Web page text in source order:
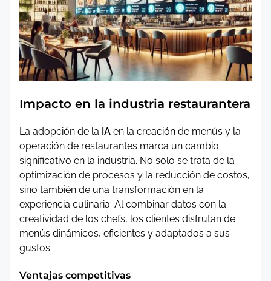
Impacto en la industria restaurantera
La adopción de la IA en la creación de menús y la
operación de restaurantes marca un cambio
significativo en la industria. No solo se trata de la
optimización de procesos y la reducción de costos,
sino también de una transformación en la
experiencia culinaria. Al combinar datos con la
creatividad de los chefs, los clientes disfrutan de
menús dinámicos, eficientes y adaptados a sus
gustos.
Ventajas competitivas